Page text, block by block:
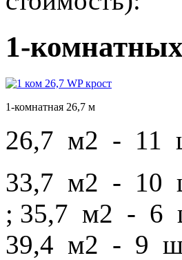
1-
1-комнатная 26,7 м
26,7 м2 - 11
33,7 м2 - 10
; 35,7 м2 - 6
39,4 м2 - 9